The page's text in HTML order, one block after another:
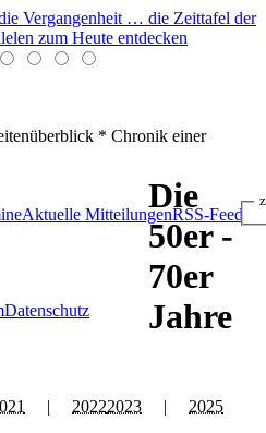
Vergangenheit … die Zeittafel der
zum Heute entdecken
* Chronik einer
Aktuelle MitteilungenRSS-Feed
Datenschutz
| 20222023 | 2025
Die
50er -
70er
Jahre